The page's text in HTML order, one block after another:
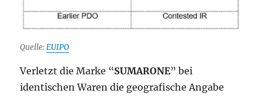
Quelle:EUIPO
Verletzt die Marke “SUMARONE” bei
identischen Waren die geografische Angabe